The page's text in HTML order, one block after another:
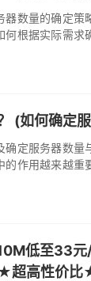
数量的确定策
根据实际需求
需求，以确定
(如何确定
定服务器数量
作用越来越重
了企业在信息
低至33元
★超高性价比